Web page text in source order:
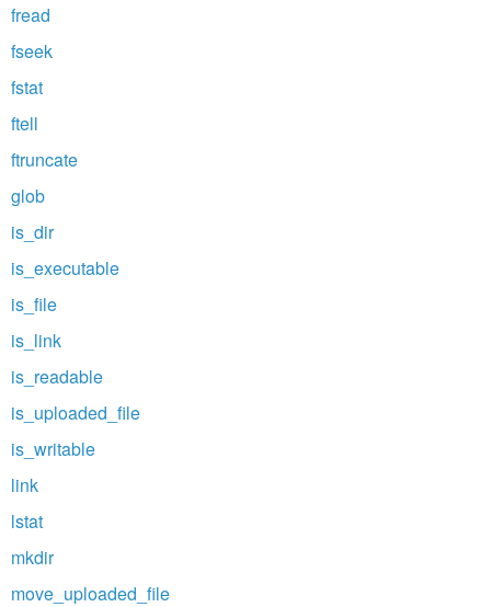
fread
fseek
fstat
ftell
ftruncate
glob
is_dir
is_executable
is_file
is_link
is_readable
is_uploaded_file
is_writable
link
lstat
mkdir
move_uploaded_file